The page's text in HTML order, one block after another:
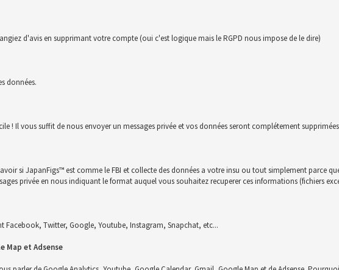
d'avis en supprimant votre compte (oui c'est logique mais le RGPD nous impose de le dire)
données.
! Il vous suffit de nous envoyer un messages privée et vos données seront complétement
si JapanFigs™ est comme le FBI et collecte des données a votre insu ou tout simplement parce
privée en nous indiquant le format auquel vous souhaitez recuperer ces informations (fichiers
Facebook, Twitter, Google, Youtube, Instagram, Snapchat, etc...
Map et Adsense